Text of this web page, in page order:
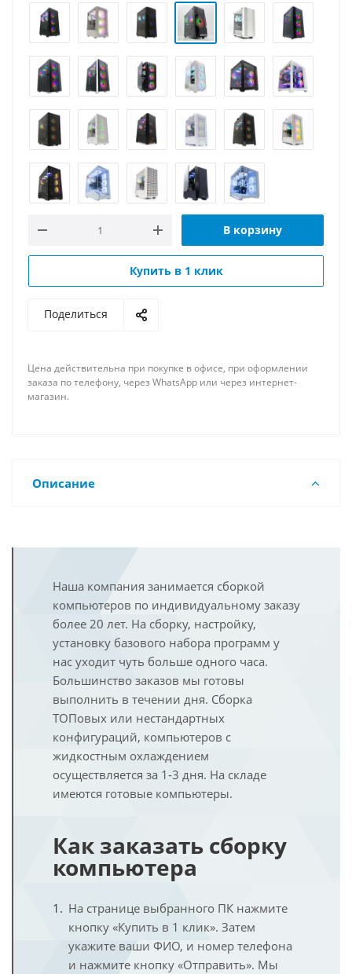
В корзину
Купить в 1 клик
Поделиться
Цена действительна при покупке в офисе, при оформлении
заказа по телефону, через WhatsApp или через интернет-
магазин.
Описание
Наша компания занимается сборкой
компьютеров по индивидуальному заказу
более 20 лет. На сборку, настройку,
установку базового набора программ у
нас уходит чуть больше одного часа.
Большинство заказов мы готовы
выполнить в течении дня. Сборка
ТОПовых или нестандартных
конфигураций, компьютеров с
жидкостным охлаждением
осуществляется за 1-3 дня. На складе
имеются готовые компьютеры.
Как заказать сборку
компьютера
На странице выбранного ПК нажмите
кнопку «Купить в 1 клик». Затем
укажите ваши ФИО, и номер телефона
и нажмите кнопку «Отправить». Мы